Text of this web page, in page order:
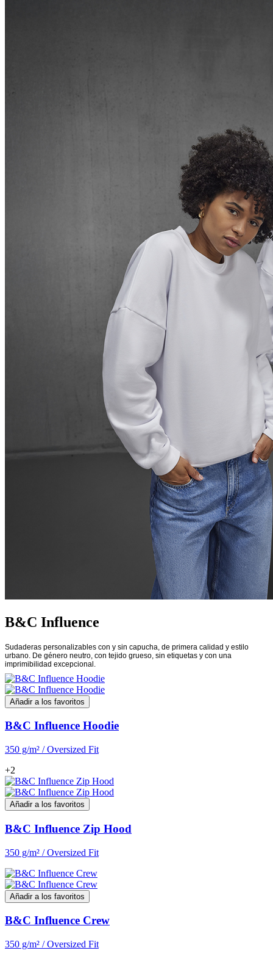
B&C Influence
Sudaderas personalizables con y sin capucha, de primera calidad y estilo
urbano. De género neutro, con tejido grueso, sin etiquetas y con una
imprimibilidad excepcional.
Añadir a los favoritos
B&C Influence Hoodie
350 g/m² / Oversized Fit
+2
Añadir a los favoritos
B&C Influence Zip Hood
350 g/m² / Oversized Fit
Añadir a los favoritos
B&C Influence Crew
350 g/m² / Oversized Fit